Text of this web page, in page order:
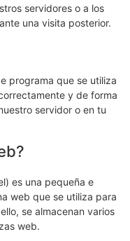
servidores o a los
una visita posterior.
programa que se utiliza
y de forma
servidor o en tu
es una pequeña e
web que se utiliza para
se almacenan varios
web.